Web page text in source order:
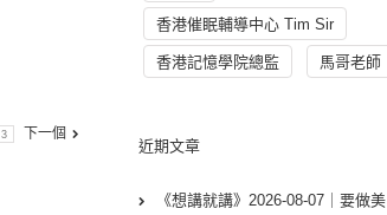
3 下一個
香港催眠輔導中心 Tim Sir
香港記憶學院總監 馬哥老師
近期文章
《想講就講》2026-08-07｜要做美